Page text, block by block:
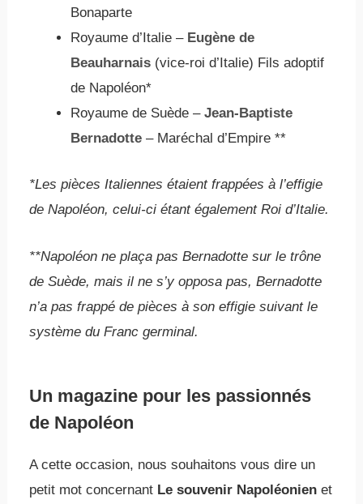
Bonaparte
Royaume d’Italie – Eugène de
Beauharnais (vice-roi d’Italie) Fils adoptif
de Napoléon*
Royaume de Suède –Jean-Baptiste
Bernadotte – Maréchal d’Empire **
*Les pièces Italiennes étaient frappées à l’effigie
de Napoléon, celui-ci étant également Roi d’Italie.
**Napoléon ne plaça pas Bernadotte sur le trône
de Suède, mais il ne s’y opposa pas, Bernadotte
n’a pas frappé de pièces à son effigie suivant le
système du Franc germinal.
Un magazine pour les passionnés
de Napoléon
A cette occasion, nous souhaitons vous dire un
petit mot concernant Le souvenir Napoléonienet